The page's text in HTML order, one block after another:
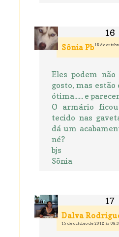
Sônia Pb 15 de
Eles podem
gosto, mas
ótima...... e
O armário
tecido nas
dá um
né?
bjs
Sônia
Dalva
15 de outubro de 2012 às